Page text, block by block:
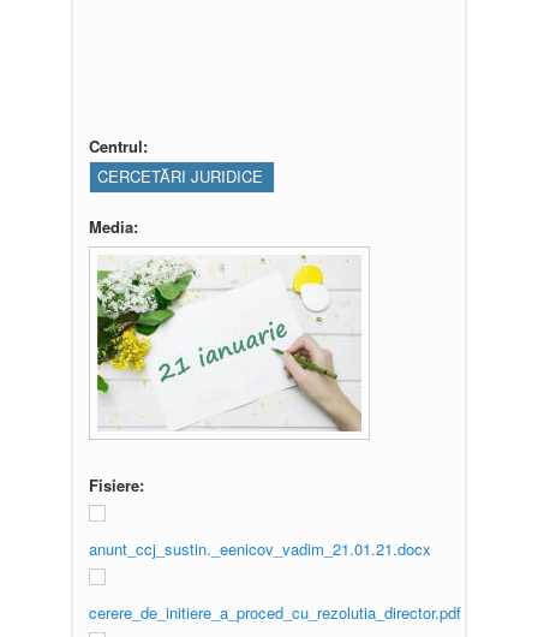
Centrul:
CERCETĂRI JURIDICE
Media:
Fisiere:
anunt_ccj_sustin._eenicov_vadim_21.01.21.docx
cerere_de_initiere_a_proced_cu_rezolutia_director.pdf